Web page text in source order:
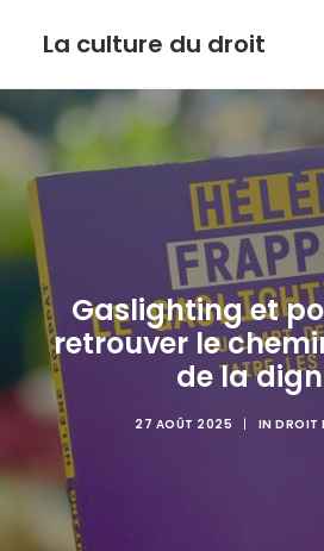
La culture du droit
EDITO
DROIT ET CULTURE
LES INTERVIEWS D’ARMIDE
LE SERVICE PUBLIC DANS TOUT
CONTACT
Gaslighting et
retrouver le
de la
27 AOÛT 2025 | IN DROIT